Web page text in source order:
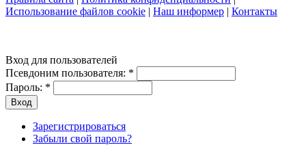
Использование файлов cookie | Наш информер | Контакты
Вход для пользователей
Псевдоним пользователя: *
Пароль: *
Зарегистрироваться
Забыли свой пароль?